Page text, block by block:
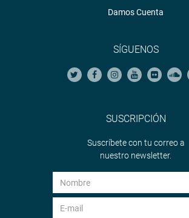
Damos Cuenta
SÍGUENOS
SUSCRIPCIÓN
Suscríbete con tu correo a
nuestro newsletter.